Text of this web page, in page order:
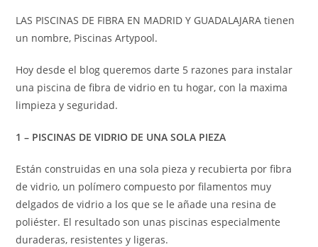
LAS PISCINAS DE FIBRA EN MADRID Y GUADALAJARA tienen
un nombre, Piscinas Artypool.
Hoy desde el blog queremos darte 5 razones para instalar
una piscina de fibra de vidrio en tu hogar, con la maxima
limpieza y seguridad.
1 – PISCINAS DE VIDRIO DE UNA SOLA PIEZA
Están construidas en una sola pieza y recubierta por fibra
de vidrio, un polímero compuesto por filamentos muy
delgados de vidrio a los que se le añade una resina de
poliéster. El resultado son unas piscinas especialmente
duraderas, resistentes y ligeras.